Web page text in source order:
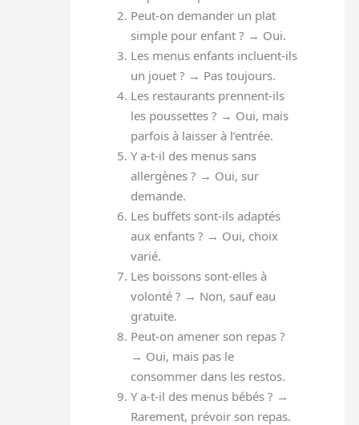
Peut-on demander un plat
simple pour enfant ? → Oui.
Les menus enfants incluent-ils
un jouet ? → Pas toujours.
Les restaurants prennent-ils
les poussettes ? → Oui, mais
parfois à laisser à l’entrée.
Y a-t-il des menus sans
allergènes ? → Oui, sur
demande.
Les buffets sont-ils adaptés
aux enfants ? → Oui, choix
varié.
Les boissons sont-elles à
volonté ? → Non, sauf eau
gratuite.
Peut-on amener son repas ?
→ Oui, mais pas le
consommer dans les restos.
Y a-t-il des menus bébés ? →
Rarement, prévoir son repas.